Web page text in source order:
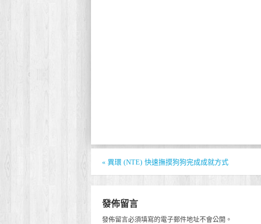
«異環 (NTE) 快速撫摸狗狗完成成就方式
發佈留言
發佈留言必須填寫的電子郵件地址不會公開。